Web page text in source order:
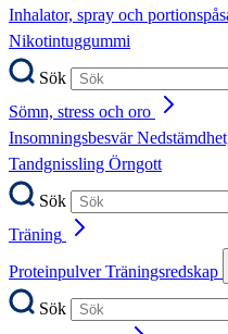
Inhalator, spray och
Nikotintuggummi
Sök
Sömn, stress och oro
Insomningsbesvär
Tandgnissling Örngott
Sök
Träning
ProteinpulverTräningsredskap
Sök